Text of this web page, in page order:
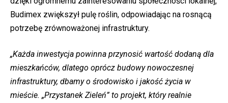
Budimex zwiększył pulę roślin, odpowiadając na rosnącą
potrzebę zrównoważonej infrastruktury.
„Każda inwestycja powinna przynosić wartość dodaną dla
mieszkańców, dlatego oprócz budowy nowoczesnej
infrastruktury, dbamy o środowisko i jakość życia w
mieście. „Przystanek Zieleń” to projekt, który realnie